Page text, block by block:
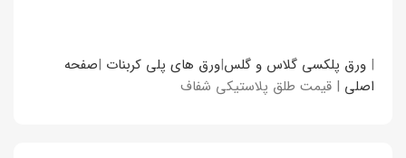
| ورق پلکسی گلاس و گلس|ورق های پلی کربنات |صفحه
اصلی | قیمت طلق پلاستیکی شفاف